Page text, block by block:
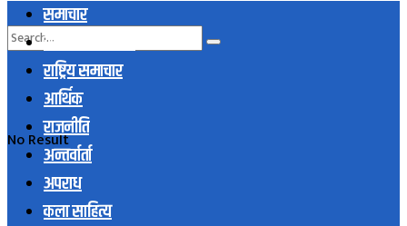
No Result
समाचार
स्थानिय समाचार
राष्ट्रिय समाचार
आर्थिक
राजनीति
अन्तर्वार्ता
अपराध
कला साहित्य